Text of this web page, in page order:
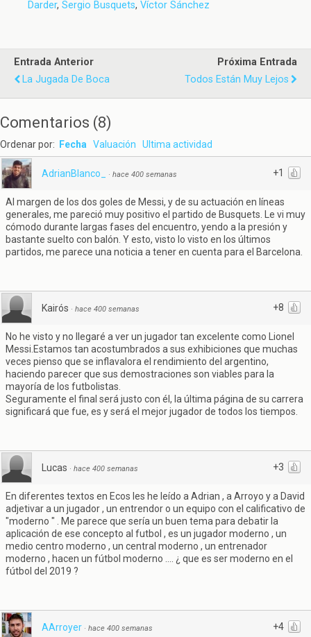
Darder, Sergio Busquets, Víctor Sánchez
Entrada Anterior
La Jugada De Boca
Próxima Entrada
Todos Están Muy Lejos
Comentarios (8)
Ordenar por: Fecha Valuación Ultima actividad
+1
AdrianBlanco_ · hace 400 semanas
Al margen de los dos goles de Messi, y de su actuación en líneas
generales, me pareció muy positivo el partido de Busquets. Le vi muy
cómodo durante largas fases del encuentro, yendo a la presión y
bastante suelto con balón. Y esto, visto lo visto en los últimos
partidos, me parece una noticia a tener en cuenta para el Barcelona.
+8
Kairós · hace 400 semanas
No he visto y no llegaré a ver un jugador tan excelente como Lionel
Messi.Estamos tan acostumbrados a sus exhibiciones que muchas
veces pienso que se inflavalora el rendimiento del argentino,
haciendo parecer que sus demostraciones son viables para la
mayoría de los futbolistas.
Seguramente el final será justo con él, la última página de su carrera
significará que fue, es y será el mejor jugador de todos los tiempos.
+3
Lucas · hace 400 semanas
En diferentes textos en Ecos les he leído a Adrian , a Arroyo y a David
adjetivar a un jugador , un entrendor o un equipo con el calificativo de
"moderno " . Me parece que sería un buen tema para debatir la
aplicación de ese concepto al futbol , es un jugador moderno , un
medio centro moderno , un central moderno , un entrenador
moderno , hacen un fútbol moderno .... ¿ que es ser moderno en el
fútbol del 2019 ?
+4
AArroyer · hace 400 semanas